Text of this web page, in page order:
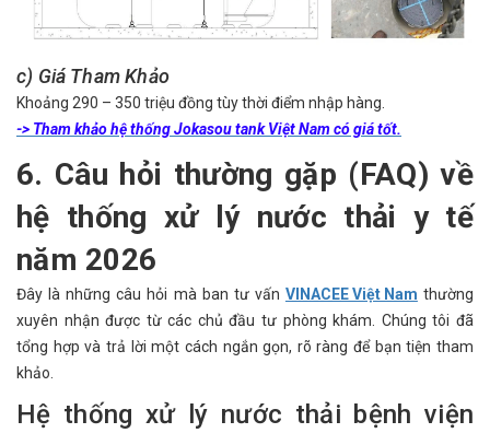
c) Giá Tham Khảo
Khoảng 290 – 350 triệu đồng tùy thời điểm nhập hàng.
-> Tham khảo hệ thống Jokasou tank Việt Nam có giá tốt.
6. Câu hỏi thường gặp (FAQ) về
hệ thống xử lý nước thải y tế
năm 2026
Đây là những câu hỏi mà ban tư vấn VINACEE Việt Nam thường
xuyên nhận được từ các chủ đầu tư phòng khám. Chúng tôi đã
tổng hợp và trả lời một cách ngắn gọn, rõ ràng để bạn tiện tham
khảo.
Hệ thống xử lý nước thải bệnh viện